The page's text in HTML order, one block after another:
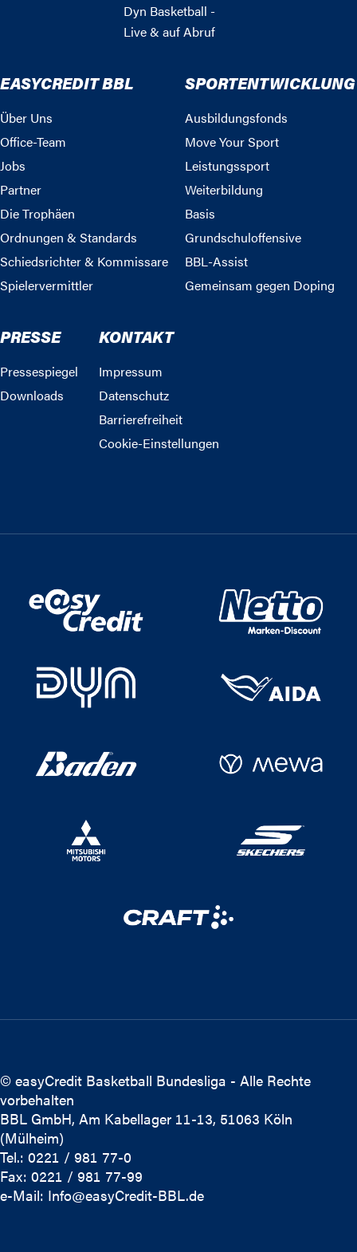
Dyn Basketball -
Live & auf Abruf
EASYCREDIT BBL
Über Uns
Office-Team
Jobs
Partner
Die Trophäen
Ordnungen & Standards
Schiedsrichter & Kommissare
Spielervermittler
SPORTENTWICKLUNG
Ausbildungsfonds
Move Your Sport
Leistungssport
Weiterbildung
Basis
Grundschuloffensive
BBL-Assist
Gemeinsam gegen Doping
PRESSE
Pressespiegel
Downloads
KONTAKT
Impressum
Datenschutz
Barrierefreiheit
Cookie-Einstellungen
© easyCredit Basketball Bundesliga - Alle Rechte
vorbehalten
BBL GmbH, Am Kabellager 11-13, 51063 Köln
(Mülheim)
Tel.: 0221 / 981 77-0
Fax: 0221 / 981 77-99
e-Mail: Info@easyCredit-BBL.de